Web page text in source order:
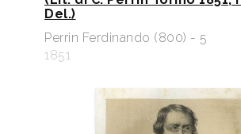
Del.)
Perrin Ferdinando (800) - 5
1851